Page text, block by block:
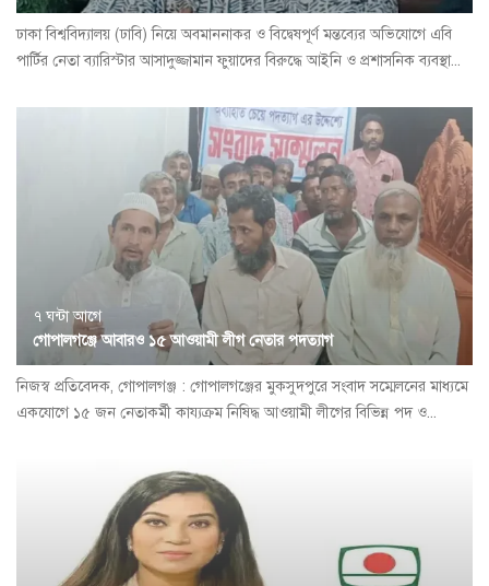
ঢাকা বিশ্ববিদ্যালয় (ঢাবি) নিয়ে অবমাননাকর ও বিদ্বেষপূর্ণ মন্তব্যের অভিযোগে এবি
পার্টির নেতা ব্যারিস্টার আসাদুজ্জামান ফুয়াদের বিরুদ্ধে আইনি ও প্রশাসনিক ব্যবস্থা...
৭ ঘন্টা আগে
গোপালগঞ্জে আবারও ১৫ আওয়ামী লীগ নেতার পদত্যাগ
নিজস্ব প্রতিবেদক, গোপালগঞ্জ : গোপালগঞ্জের মুকসুদপুরে সংবাদ সম্মেলনের মাধ্যমে
একযোগে ১৫ জন নেতাকর্মী কায্যক্রম নিষিদ্ধ আওয়ামী লীগের বিভিন্ন পদ ও...